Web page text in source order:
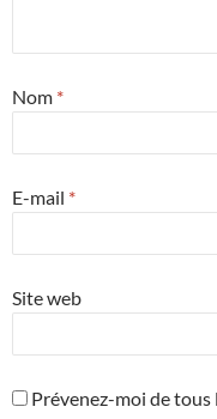
Nom *
E-mail *
Site web
Prévenez-moi de